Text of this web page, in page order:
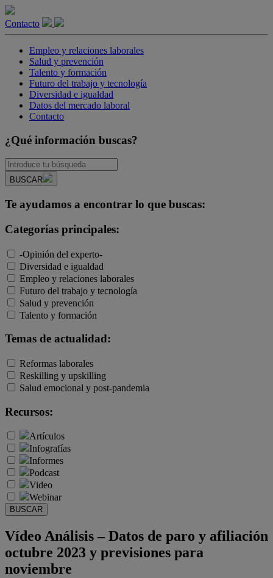
Contacto
Empleo y relaciones laborales
Salud y prevención
Talento y formación
Futuro del trabajo y tecnología
Diversidad e igualdad
Datos del mercado laboral
Contacto
¿Qué información buscas?
BUSCAR
Te ayudamos a encontrar lo que buscas:
Categorías principales:
-Opinión del experto-
Diversidad e igualdad
Empleo y relaciones laborales
Futuro del trabajo y tecnología
Salud y prevención
Talento y formación
Temas de actualidad:
Reformas laborales
Reskilling y upskilling
Salud emocional y post-pandemia
Recursos:
Artículos
Infografías
Informes
Podcast
Video
Webinar
BUSCAR
Vídeo Análisis – Datos de paro y afiliación
octubre 2023 y previsiones para
noviembre